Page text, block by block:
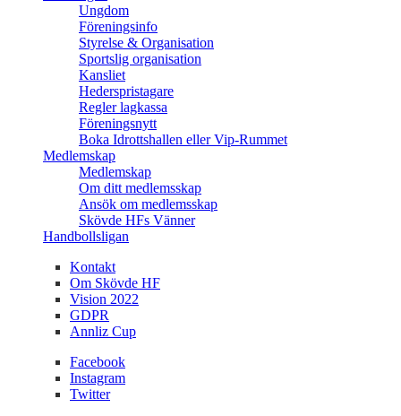
Ungdom
Föreningsinfo
Styrelse & Organisation
Sportslig organisation
Kansliet
Hederspristagare
Regler lagkassa
Föreningsnytt
Boka Idrottshallen eller Vip-Rummet
Medlemskap
Medlemskap
Om ditt medlemsskap
Ansök om medlemsskap
Skövde HFs Vänner
Handbollsligan
Kontakt
Om Skövde HF
Vision 2022
GDPR
Annliz Cup
Facebook
Instagram
Twitter